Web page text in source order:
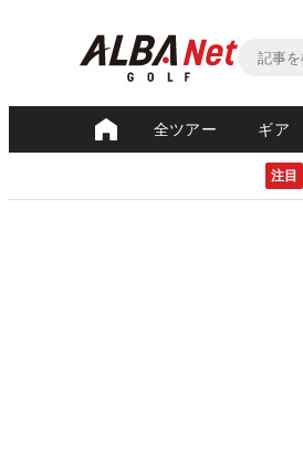
全ツアー ギア
注目